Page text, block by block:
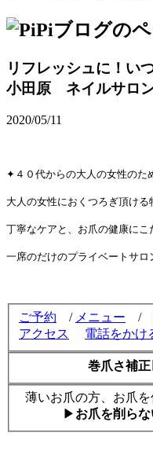
リフレッシュに！
小田原 ネイルサロ
2020/05/11
✦４０代からの大人の女性のた
大人の女性におくつろぎ頂ける
丁寧なケアと、お爪の健康にこ
一席のだけのプライベートサロ
ご予約 / メニュー /
アクセス
電話をかけ
巻爪さ補
薄いお爪の方、お爪
▶ お爪を削ら